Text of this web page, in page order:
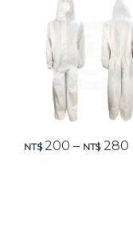
NT$200 – NT$280